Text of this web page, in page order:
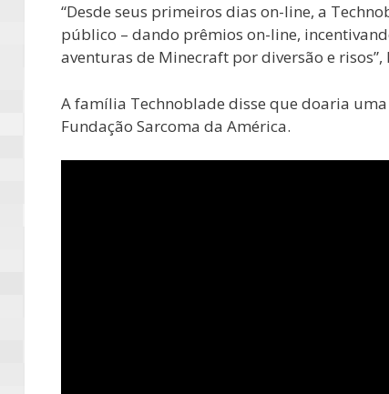
“Desde seus primeiros dias on-line, a
público – dando prêmios on-line,
aventuras de Minecraft por diversão e
A família Technoblade disse que doaria
Fundação Sarcoma da América.